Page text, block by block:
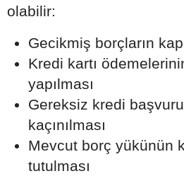
olabilir:
Gecikmiş borçların
Kredi kartı
yapılması
Gereksiz kredi
kaçınılması
Mevcut borç yükünün
tutulması